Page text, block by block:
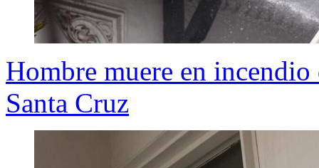
Hombre muere en
Santa Cruz